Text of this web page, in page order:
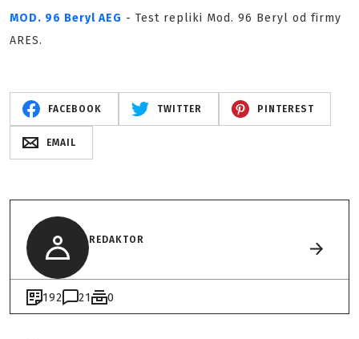
MOD. 96 Beryl AEG - Test repliki Mod. 96 Beryl od firmy
ARES.
FACEBOOK TWITTER PINTEREST
EMAIL
REDAKTOR
192 21 0